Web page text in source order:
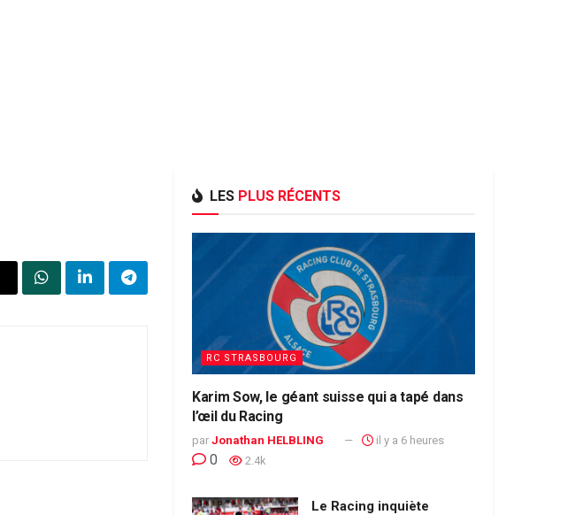
LES PLUS RÉCENTS
RC STRASBOURG
Karim Sow, le géant suisse qui a tapé dans
l’œil du Racing
par Jonathan HELBLING il y a 6 heures
0 2.4k
Le Racing inquiète